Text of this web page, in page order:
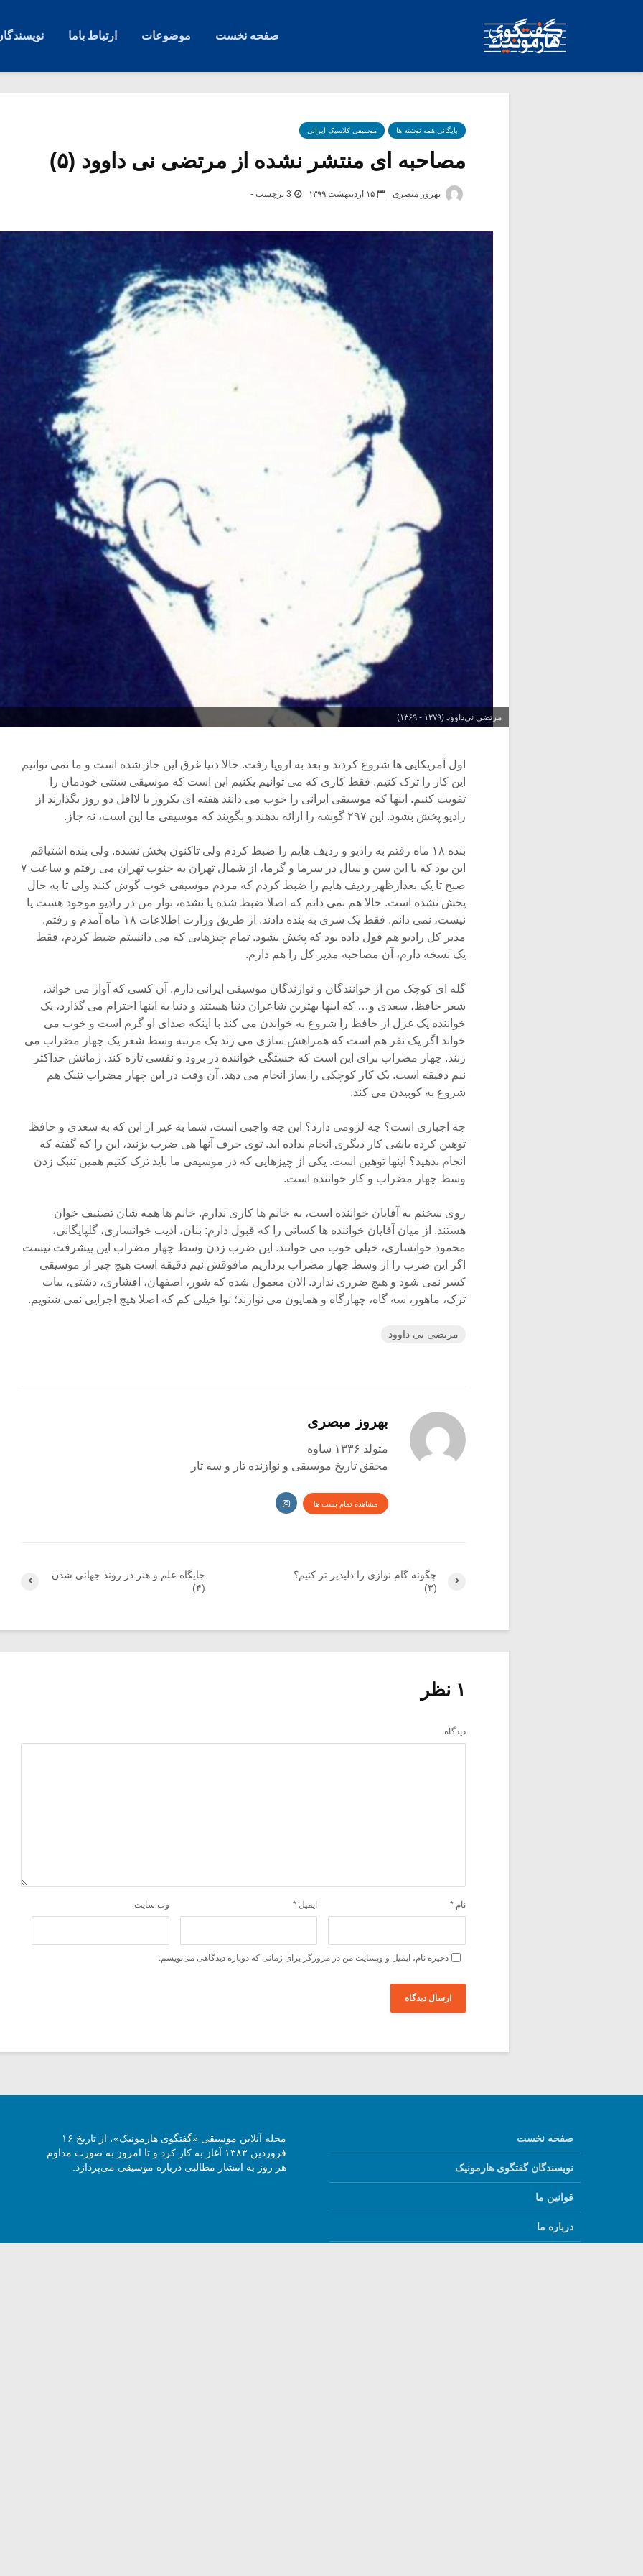
صفحه نخست موضوعات ارتباط باما
بایگانی همه نوشته ها موسیقی کلاسیک ایرانی
مصاحبه ای منتشر نشده از مرتضی نی داوود (۵)
بهروز مبصری ۱۵ اردیبهشت ۱۳۹۹ 3 برچسب -
مرتضی نی‌داوود (۱۲۷۹ - ۱۳۶۹)
اول آمریکایی ها شروع کردند و بعد به اروپا رفت. حالا دنیا غرق این جاز شده است و ما نمی توانیم
این کار را ترک کنیم. فقط کاری که می توانیم بکنیم این است که موسیقی سنتی خودمان را
تقویت کنیم. اینها که موسیقی ایرانی را خوب می دانند هفته ای یکروز یا لااقل دو روز بگذارند از
رادیو پخش بشود. این ۲۹۷ گوشه را ارائه بدهند و بگویند که موسیقی ما این است، نه جاز.
بنده ۱۸ ماه رفتم به رادیو و ردیف هایم را ضبط کردم ولی تاکنون پخش نشده. ولی بنده اشتیاقم
این بود که با این سن و سال در سرما و گرما، از شمال تهران به جنوب تهران می رفتم و ساعت ۷
صبح تا یک بعدازظهر ردیف هایم را ضبط کردم که مردم موسیقی خوب گوش کنند ولی تا به حال
پخش نشده است. حالا هم نمی دانم که اصلا ضبط شده یا نشده، نوار من در رادیو موجود هست یا
نیست، نمی دانم. فقط یک سری به بنده دادند. از طریق وزارت اطلاعات ۱۸ ماه آمدم و رفتم.
مدیر کل رادیو هم قول داده بود که پخش بشود. تمام چیزهایی که می دانستم ضبط کردم، فقط
یک نسخه دارم، آن مصاحبه مدیر کل را هم دارم.
گله ای کوچک من از خوانندگان و نوازندگان موسیقی ایرانی دارم. آن کسی که آواز می خواند،
شعر حافظ، سعدی و… که اینها بهترین شاعران دنیا هستند و دنیا به اینها احترام می گذارد، یک
خواننده یک غزل از حافظ را شروع به خواندن می کند با اینکه صدای او گرم است و خوب می
خواند اگر یک نفر هم است که همراهش سازی می زند یک مرتبه وسط شعر یک چهار مضراب می
زنند. چهار مضراب برای این است که خستگی خواننده در برود و نفسی تازه کند. زمانش حداکثر
نیم دقیقه است. یک کار کوچکی را ساز انجام می دهد. آن وقت در این چهار مضراب تنبک هم
شروع به کوبیدن می کند.
چه اجباری است؟ چه لزومی دارد؟ این چه واجبی است، شما به غیر از این که به سعدی و حافظ
توهین کرده باشی کار دیگری انجام نداده اید. توی حرف آنها هی ضرب بزنید، این را که گفته که
انجام بدهید؟ اینها توهین است. یکی از چیزهایی که در موسیقی ما باید ترک کنیم همین تنبک زدن
وسط چهار مضراب و کار خواننده است.
روی سخنم به آقایان خواننده است، به خانم ها کاری ندارم. خانم ها همه شان تصنیف خوان
هستند. از میان آقایان خواننده ها کسانی را که قبول دارم: بنان، ادیب خوانساری، گلپایگانی،
محمود خوانساری، خیلی خوب می خوانند. این ضرب زدن وسط چهار مضراب این پیشرفت نیست
اگر این ضرب را از وسط چهار مضراب برداریم مافوقش نیم دقیقه است هیچ چیز از موسیقی
کسر نمی شود و هیچ ضرری ندارد. الان معمول شده که شور، اصفهان، افشاری، دشتی، بیات
ترک، ماهور، سه گاه، چهارگاه و همایون می نوازند؛ نوا خیلی کم که اصلا هیچ اجرایی نمی شنویم.
مرتضی نی داوود
بهروز مبصری
متولد ۱۳۳۶ ساوه
محقق تاریخ موسیقی و نوازنده تار و سه تار
مشاهده تمام پست ها
جایگاه علم و هنر در روند جهانی شدن
(۴)
چگونه گام نوازی را دلپذیر تر کنیم؟
(۳)
۱ نظر
دیدگاه
نام * ایمیل * وب‌ سایت
ذخیره نام، ایمیل و وبسایت من در مرورگر برای زمانی که دوباره دیدگاهی می‌نویسم.
صفحه نخست
نویسندگان گفتگوی هارمونیک
قوانین ما
درباره ما
مجله آنلاین موسیقی «گفتگوی هارمونیک»، از تاریخ ۱۶
فروردین ۱۳۸۳ آغاز به کار کرد و تا امروز به صورت مداوم
هر روز به انتشار مطالبی درباره موسیقی می‌پردازد.